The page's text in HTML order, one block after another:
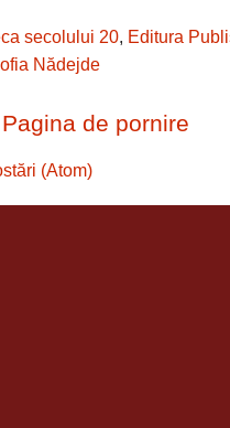
secolului 20, Editura
Nădejde
Pagina de pornire
(Atom)